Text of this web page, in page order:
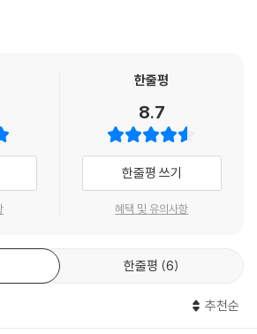
리]+[교과서 기본 문제]+[내신 유형 문제]+
도록 하였습니다.
한 핵심 개념을 확인할 수 있도록 하였습니다.
핵심 공식 등을 제공하였고, 문제 풀이에 앞서 더
문제를 통해 기본 개념을 다시 한 번 확인하는
념 이해 문제를 충분히 반복연습하면서 각 단원
한줄평
8.7
한줄평 쓰기
혜택 및 유의사항
한줄평 6
추천순